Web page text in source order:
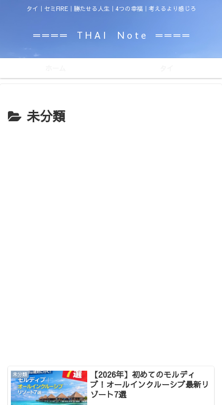
タイ｜セミFIRE｜勝たせる人生｜4つの幸福｜考えるより感じろ
＝＝＝＝ T H A I N o t e ＝＝＝＝
未分類
未分類
【2026年】初めてのモルディ
ブ！オールインクルーシブ最新リ
ゾート7選